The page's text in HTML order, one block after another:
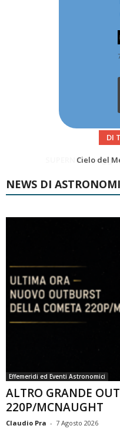
DI
SUPERNOVAE
Le Comete del mese di
NEWS DI
Effemeridi ed Eventi Astronomici
ALTRO GRANDE
220P/MCNAUGHT
Claudio Pra - 7 Agosto 2026